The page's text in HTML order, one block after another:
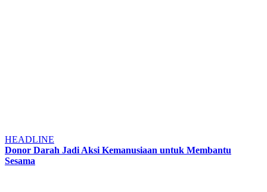
HEADLINE
Donor Darah Jadi Aksi Kemanusiaan untuk Membantu
Sesama